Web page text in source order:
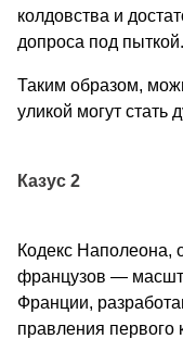
колдовства и
допроса под пыткой.
Таким образом,
уликой могут стать
Казус 2
Кодекс Наполеона,
французов —
Франции,
правления первого